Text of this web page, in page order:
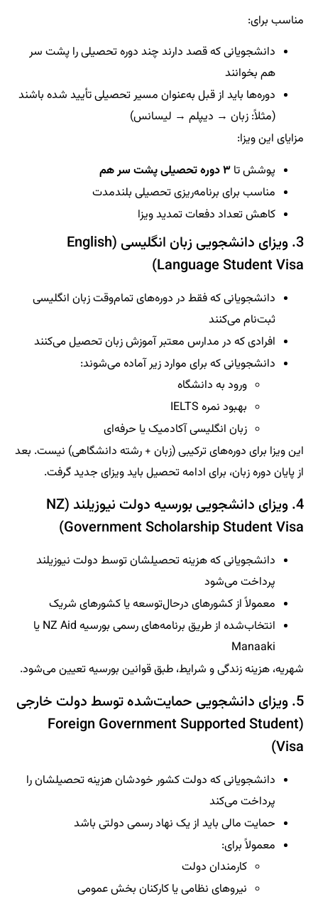
مناسب برای:
دانشجویانی که قصد دارند چند دوره تحصیلی را پشت سر
هم بخوانند
دوره‌ها باید از قبل به‌عنوان مسیر تحصیلی تأیید شده باشند
(مثلاً: زبان → دیپلم → لیسانس)
مزایای این ویزا:
پوشش تا ۳ دوره تحصیلی پشت سر هم
مناسب برای برنامه‌ریزی تحصیلی بلندمدت
کاهش تعداد دفعات تمدید ویزا
3. ویزای دانشجویی زبان انگلیسی (English
Language Student Visa)
دانشجویانی که فقط در دوره‌های تمام‌وقت زبان انگلیسی
ثبت‌نام می‌کنند
افرادی که در مدارس معتبر آموزش زبان تحصیل می‌کنند
دانشجویانی که برای موارد زیر آماده می‌شوند:
ورود به دانشگاه
بهبود نمره IELTS
زبان انگلیسی آکادمیک یا حرفه‌ای
این ویزا برای دوره‌های ترکیبی (زبان + رشته دانشگاهی) نیست. بعد
از پایان دوره زبان، برای ادامه تحصیل باید ویزای جدید گرفت.
4. ویزای دانشجویی بورسیه دولت نیوزیلند (NZ
Government Scholarship Student Visa)
دانشجویانی که هزینه تحصیلشان توسط دولت نیوزیلند
پرداخت می‌شود
معمولاً از کشورهای درحال‌توسعه یا کشورهای شریک
انتخاب‌شده از طریق برنامه‌های رسمی بورسیه NZ Aid یا
Manaaki
شهریه، هزینه زندگی و شرایط، طبق قوانین بورسیه تعیین می‌شود.
5. ویزای دانشجویی حمایت‌شده توسط دولت خارجی
(Foreign Government Supported Student
Visa)
دانشجویانی که دولت کشور خودشان هزینه تحصیلشان را
پرداخت می‌کند
حمایت مالی باید از یک نهاد رسمی دولتی باشد
معمولاً برای:
کارمندان دولت
نیروهای نظامی یا کارکنان بخش عمومی